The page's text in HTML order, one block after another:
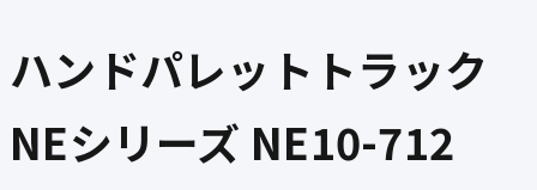
ハンドパレットトラック
NEシリーズ NE10-712